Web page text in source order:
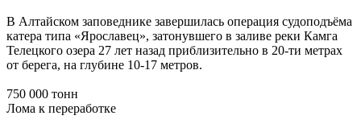
В Алтайском заповеднике завершилась операция судоподъёма
катера типа «Ярославец», затонувшего в заливе реки Камга
Телецкого озера 27 лет назад приблизительно в 20-ти метрах
от берега, на глубине 10-17 метров.
750 000 тонн
Лома к переработке